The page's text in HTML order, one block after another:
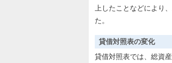
上したことなどにより
た。
貸借対照表の変化
貸借対照表では、総資